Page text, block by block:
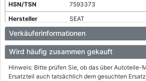
7593373
SEAT
TOLEDO I (1L2)
1.8 i
11/1993 - 12/1996
Verkäuferinformationen
Wird häufig zusammen gekauft
Hinweis: Bitte prüfen Sie, ob das über Autoteile-
Ersatzteil auch tatsächlich dem gesuchten